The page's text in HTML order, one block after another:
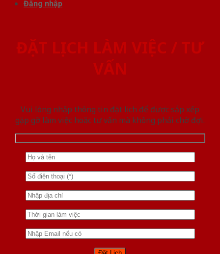
Đăng nhập
ĐẶT LỊCH LÀM VIỆC / TƯ
VẤN
Vui lòng nhập thông tin đặt lịch để được sắp xếp
gặp gỡ làm việc hoăc tư vấn mà không phải chờ đợi.